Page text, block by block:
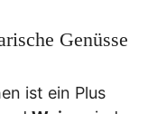
Genüsse
ist ein Plus